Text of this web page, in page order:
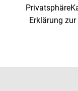
Privatsphäre
Erklärung